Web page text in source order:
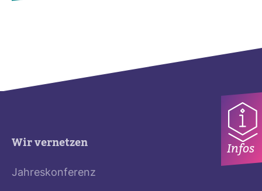
Infos
Wir vernetzen
Jahreskonferenz